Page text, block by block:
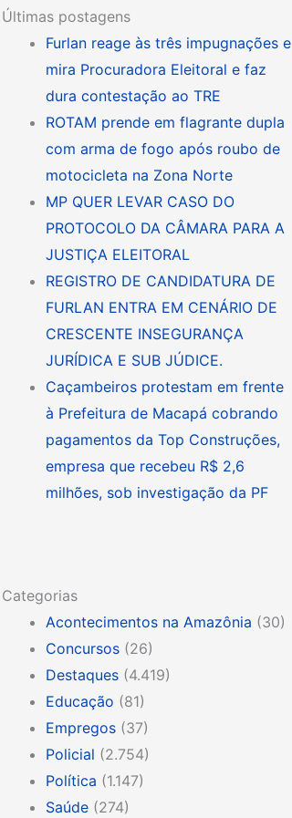
Últimas postagens
Furlan reage às três impugnações e
mira Procuradora Eleitoral e faz
dura contestação ao TRE
ROTAM prende em flagrante dupla
com arma de fogo após roubo de
motocicleta na Zona Norte
MP QUER LEVAR CASO DO
PROTOCOLO DA CÂMARA PARA A
JUSTIÇA ELEITORAL
REGISTRO DE CANDIDATURA DE
FURLAN ENTRA EM CENÁRIO DE
CRESCENTE INSEGURANÇA
JURÍDICA E SUB JÚDICE.
Caçambeiros protestam em frente
à Prefeitura de Macapá cobrando
pagamentos da Top Construções,
empresa que recebeu R$ 2,6
milhões, sob investigação da PF
Categorias
Acontecimentos na Amazônia (30)
Concursos (26)
Destaques (4.419)
Educação (81)
Empregos (37)
Policial (2.754)
Política (1.147)
Saúde (274)